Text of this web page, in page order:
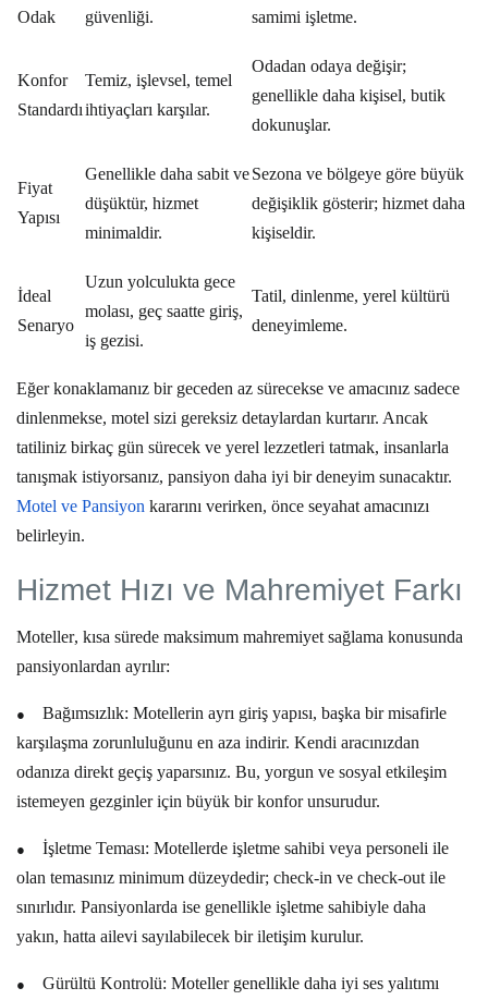
Odak
güvenliği.
samimi işletme.
Konfor
Standardı
Temiz, işlevsel, temel
ihtiyaçları karşılar.
Odadan odaya değişir;
genellikle daha kişisel, butik
dokunuşlar.
Fiyat
Yapısı
Genellikle daha sabit ve
düşüktür, hizmet
minimaldir.
Sezona ve bölgeye göre büyük
değişiklik gösterir; hizmet daha
kişiseldir.
İdeal
Senaryo
Uzun yolculukta gece
molası, geç saatte giriş,
iş gezisi.
Tatil, dinlenme, yerel kültürü
deneyimleme.
Eğer konaklamanız bir geceden az sürecekse ve amacınız sadece
dinlenmekse, motel sizi gereksiz detaylardan kurtarır. Ancak
tatiliniz birkaç gün sürecek ve yerel lezzetleri tatmak, insanlarla
tanışmak istiyorsanız, pansiyon daha iyi bir deneyim sunacaktır.
Motel ve Pansiyon kararını verirken, önce seyahat amacınızı
belirleyin.
Hizmet Hızı ve Mahremiyet Farkı
Moteller, kısa sürede maksimum mahremiyet sağlama konusunda
pansiyonlardan ayrılır:
● Bağımsızlık: Motellerin ayrı giriş yapısı, başka bir misafirle
karşılaşma zorunluluğunu en aza indirir. Kendi aracınızdan
odanıza direkt geçiş yaparsınız. Bu, yorgun ve sosyal etkileşim
istemeyen gezginler için büyük bir konfor unsurudur.
● İşletme Teması: Motellerde işletme sahibi veya personeli ile
olan temasınız minimum düzeydedir; check-in ve check-out ile
sınırlıdır. Pansiyonlarda ise genellikle işletme sahibiyle daha
yakın, hatta ailevi sayılabilecek bir iletişim kurulur.
● Gürültü Kontrolü: Moteller genellikle daha iyi ses yalıtımı